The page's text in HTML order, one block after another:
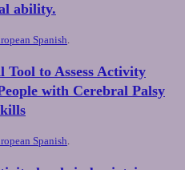
ability.
Spanish.
Tool to Assess Activity
with Cerebral Palsy
Spanish.